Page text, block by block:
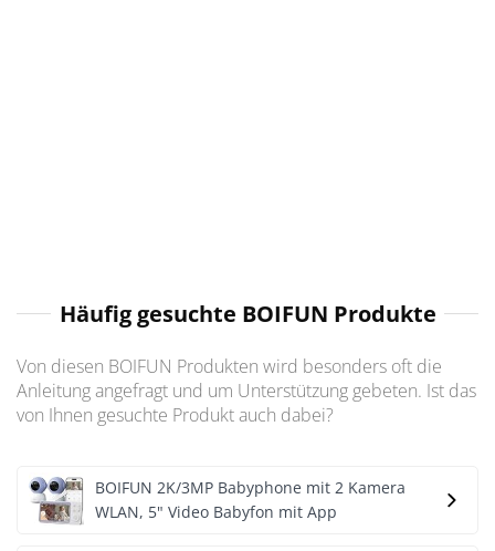
Häufig gesuchte BOIFUN Produkte
Von diesen BOIFUN Produkten wird besonders oft die
Anleitung angefragt und um Unterstützung gebeten. Ist das
von Ihnen gesuchte Produkt auch dabei?
BOIFUN 2K/3MP Babyphone mit 2 Kamera
WLAN, 5" Video Babyfon mit App